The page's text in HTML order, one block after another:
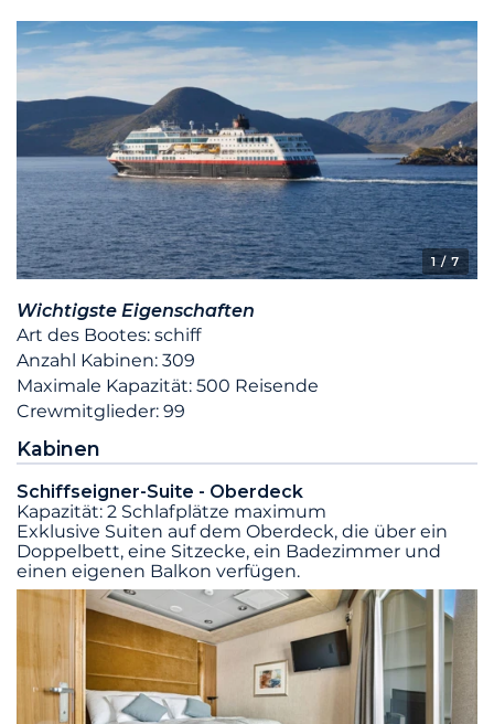
1/ 7
Wichtigste Eigenschaften
Art des Bootes: schiff
Anzahl Kabinen: 309
Maximale Kapazität: 500 Reisende
Crewmitglieder: 99
Kabinen
Schiffseigner-Suite - Oberdeck
Kapazität: 2 Schlafplätze maximum
Exklusive Suiten auf dem Oberdeck, die über ein
Doppelbett, eine Sitzecke, ein Badezimmer und
einen eigenen Balkon verfügen.